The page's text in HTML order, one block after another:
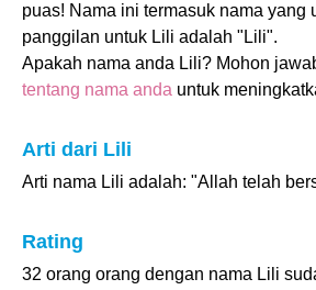
puas! Nama ini termasuk nama yang
panggilan untuk Lili adalah "Lili".
Apakah nama anda Lili? Mohon
tentang nama anda untuk
Arti dari Lili
Arti nama Lili adalah: "Allah telah
Rating
32 orang orang dengan nama Lili